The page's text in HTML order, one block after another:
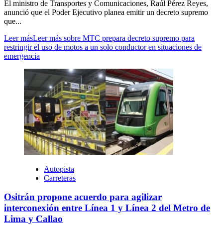
El ministro de Transportes y Comunicaciones, Raúl Pérez Reyes,
anunció que el Poder Ejecutivo planea emitir un decreto supremo
que...
Leer másLeer más sobre MTC prepara decreto supremo para
restringir el uso de motos a un solo conductor en situaciones de
emergencia
Autopista
Carreteras
Ositrán propone acuerdo para agilizar
interconexión entre Línea 1 y Línea 2 del Metro de
Lima y Callao